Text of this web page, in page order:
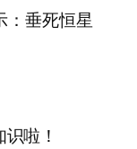
：垂死恒星
啦！